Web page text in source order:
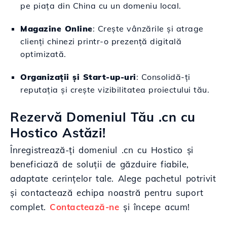
pe piața din China cu un domeniu local.
Magazine Online: Crește vânzările și atrage
clienți chinezi printr-o prezență digitală
optimizată.
Organizații și Start-up-uri: Consolidă-ți
reputația și crește vizibilitatea proiectului tău.
Rezervă Domeniul Tău .cn cu
Hostico Astăzi!
Înregistrează-ți domeniul .cn cu Hostico și
beneficiază de soluții de găzduire fiabile,
adaptate cerințelor tale. Alege pachetul potrivit
și contactează echipa noastră pentru suport
complet. Contactează-ne și începe acum!